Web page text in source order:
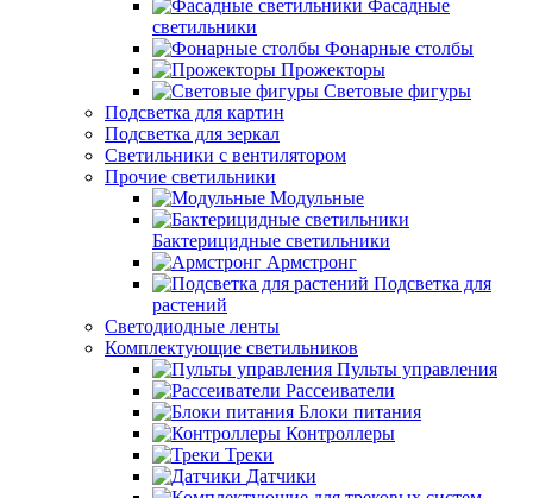
Фасадные
светильники
Фонарные столбы
Прожекторы
Световые фигуры
Подсветка для картин
Подсветка для зеркал
Светильники с вентилятором
Прочие светильники
Модульные
Бактерицидные светильники
Армстронг
Подсветка для
растений
Светодиодные ленты
Комплектующие светильников
Пульты управления
Рассеиватели
Блоки питания
Контроллеры
Треки
Датчики